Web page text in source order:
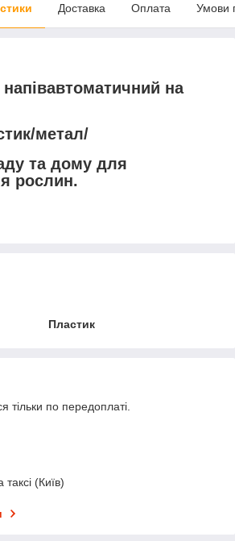
Доставка Оплата Умови
на
метал/
та дому для
рослин.
Пластик
тільки по передоплаті.
(Київ)